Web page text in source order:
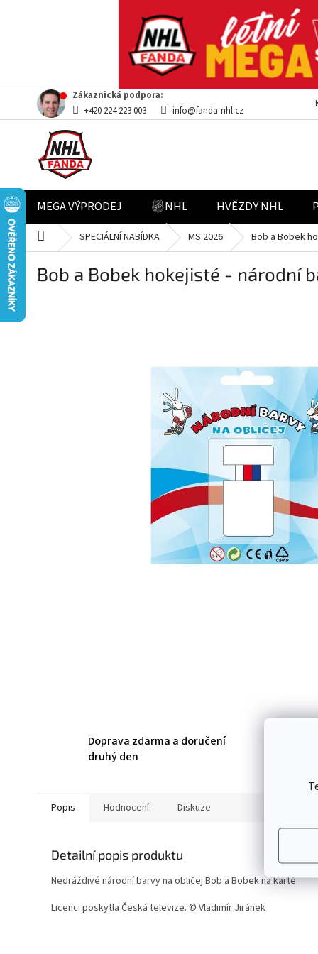
Přejít
obsah
Zákaznická podpora:
+420 224 223 003
info@fanda-nhl.cz
MEGA VÝPRODEJ NHL HVĚZDY NHL
Domů SPECIÁLNÍ NABÍDKA MS 2026 Bob a Bobek
Bob a Bobek hokejisté - národní
Doprava zdarma a doručení
druhý den
Popis Hodnocení Diskuze
Detailní popis produktu
Nedráždivé národní barvy na obličej Bob a Bobek na kartě.
Licenci poskytla Česká televize. © Vladimír Jiránek